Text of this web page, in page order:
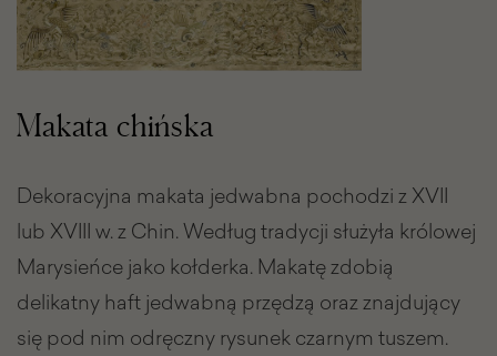
Makata chińska
Dekoracyjna makata jedwabna pochodzi z XVII
lub XVIII w. z Chin. Według tradycji służyła królowej
Marysieńce jako kołderka. Makatę zdobią
delikatny haft jedwabną przędzą oraz znajdujący
się pod nim odręczny rysunek czarnym tuszem.